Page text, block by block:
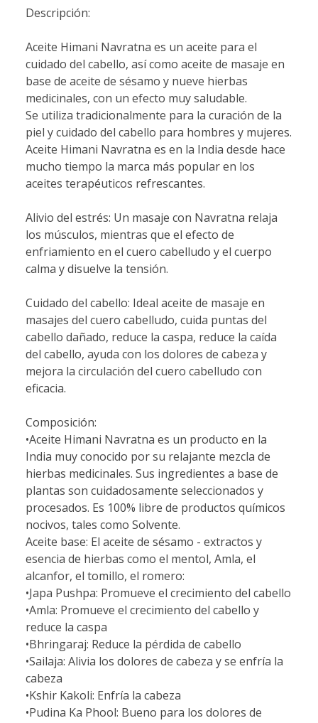
Descripción:
Aceite Himani Navratna es un aceite para el
cuidado del cabello, así como aceite de masaje en
base de aceite de sésamo y nueve hierbas
medicinales, con un efecto muy saludable.
Se utiliza tradicionalmente para la curación de la
piel y cuidado del cabello para hombres y mujeres.
Aceite Himani Navratna es en la India desde hace
mucho tiempo la marca más popular en los
aceites terapéuticos refrescantes.
Alivio del estrés: Un masaje con Navratna relaja
los músculos, mientras que el efecto de
enfriamiento en el cuero cabelludo y el cuerpo
calma y disuelve la tensión.
Cuidado del cabello: Ideal aceite de masaje en
masajes del cuero cabelludo, cuida puntas del
cabello dañado, reduce la caspa, reduce la caída
del cabello, ayuda con los dolores de cabeza y
mejora la circulación del cuero cabelludo con
eficacia.
Composición:
•Aceite Himani Navratna es un producto en la
India muy conocido por su relajante mezcla de
hierbas medicinales. Sus ingredientes a base de
plantas son cuidadosamente seleccionados y
procesados. Es 100% libre de productos químicos
nocivos, tales como Solvente.
Aceite base: El aceite de sésamo - extractos y
esencia de hierbas como el mentol, Amla, el
alcanfor, el tomillo, el romero:
•Japa Pushpa: Promueve el crecimiento del cabello
•Amla: Promueve el crecimiento del cabello y
reduce la caspa
•Bhringaraj: Reduce la pérdida de cabello
•Sailaja: Alivia los dolores de cabeza y se enfría la
cabeza
•Kshir Kakoli: Enfría la cabeza
•Pudina Ka Phool: Bueno para los dolores de